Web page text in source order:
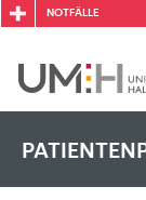
NOTFÄLLE